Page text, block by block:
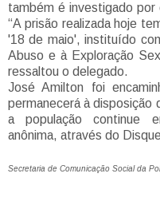
também é investigado por
“A prisão realizada hoje
'18 de maio', instituído
Abuso e à Exploração
ressaltou o delegado.
José Amilton foi
permanecerá à disposição
a população continue
anônima, através do
Secretaria de Comunicação Social da